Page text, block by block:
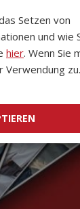
Setzen von
und wie
hier. Wenn Sie
Verwendung zu.